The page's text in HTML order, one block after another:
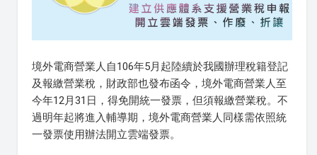
境外電商營業人自106年5月起陸續於我國辦理稅籍登記
及報繳營業稅，財政部也發布函令，境外電商營業人至
今年12月31日，得免開統一發票，但須報繳營業稅。不
過明年起將進入輔導期，境外電商營業人同樣需依照統
一發票使用辦法開立雲端發票。